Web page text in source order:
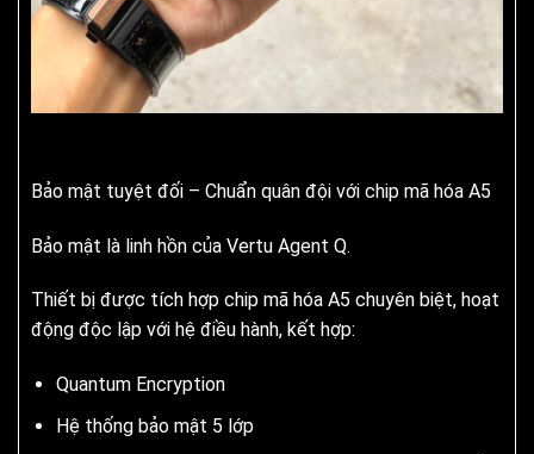
Bảo mật tuyệt đối – Chuẩn quân đội với chip mã hóa A5
Bảo mật là linh hồn của Vertu Agent Q.
Thiết bị được tích hợp chip mã hóa A5 chuyên biệt, hoạt
động độc lập với hệ điều hành, kết hợp:
Quantum Encryption
Hệ thống bảo mật 5 lớp